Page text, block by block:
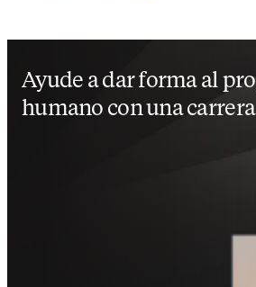
Ayude a dar forma al
humano con una